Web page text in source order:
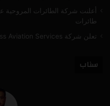
أعلنت شركة الطائرات
طائرات
تعلن شركة First Class Aviation Services عن توفر فرص وظيفية
سناب